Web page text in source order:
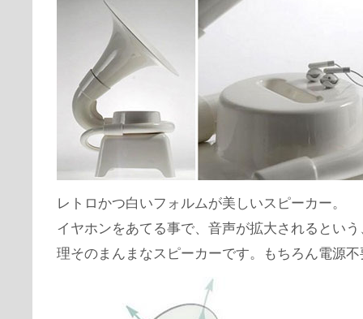
レトロかつ白いフォルムが美しいスピーカー。
イヤホンをあてる事で、音声が拡大されるとい
理そのまんまなスピーカーです。もちろん電源不